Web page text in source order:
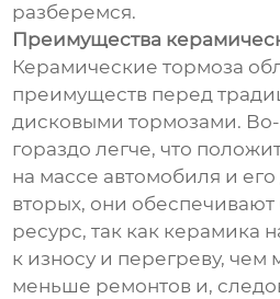
разберемся.
Преимущества
Керамические тормоза
преимуществ перед
дисковыми тормозами.
гораздо легче, что
на массе автомобиля и
вторых, они
ресурс, так как керамика
к износу и перегреву, чем
меньше ремонтов и,